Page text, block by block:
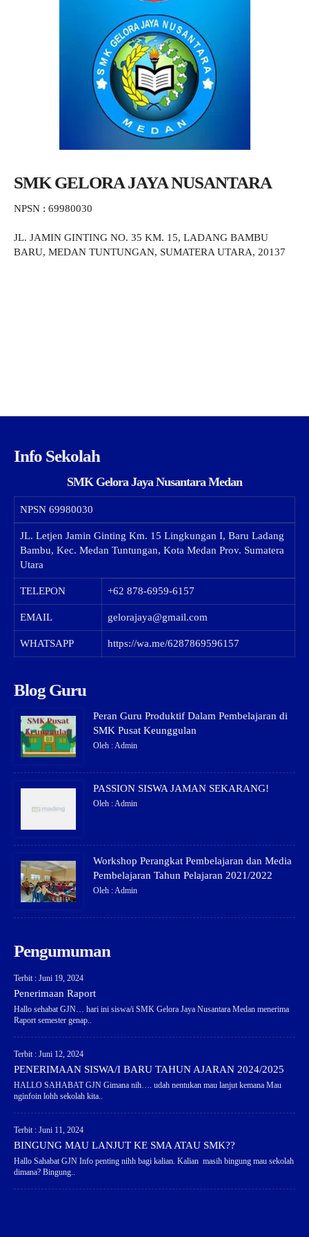
SMK GELORA JAYA NUSANTARA
NPSN : 69980030
JL. JAMIN GINTING NO. 35 KM. 15, LADANG BAMBU
BARU, MEDAN TUNTUNGAN, SUMATERA UTARA, 20137
Info Sekolah
SMK Gelora Jaya Nusantara Medan
NPSN 69980030
JL. Letjen Jamin Ginting Km. 15 Lingkungan I, Baru Ladang
Bambu, Kec. Medan Tuntungan, Kota Medan Prov. Sumatera
Utara
TELEPON +62 878-6959-6157
EMAIL gelorajaya@gmail.com
WHATSAPP https://wa.me/6287869596157
Blog Guru
Peran Guru Produktif Dalam Pembelajaran di
SMK Pusat Keunggulan
Oleh : Admin
PASSION SISWA JAMAN SEKARANG!
Oleh : Admin
Workshop Perangkat Pembelajaran dan Media
Pembelajaran Tahun Pelajaran 2021/2022
Oleh : Admin
Pengumuman
Terbit : Juni 19, 2024
Penerimaan Raport
Hallo sehabat GJN… hari ini siswa/i SMK Gelora Jaya Nusantara Medan menerima
Raport semester genap..
Terbit : Juni 12, 2024
PENERIMAAN SISWA/I BARU TAHUN AJARAN 2024/2025
HALLO SAHABAT GJN Gimana nih…. udah nentukan mau lanjut kemana Mau
nginfoin lohh sekolah kita..
Terbit : Juni 11, 2024
BINGUNG MAU LANJUT KE SMA ATAU SMK??
Hallo Sahabat GJN Info penting nihh bagi kalian. Kalian masih bingung mau sekolah
dimana? Bingung..